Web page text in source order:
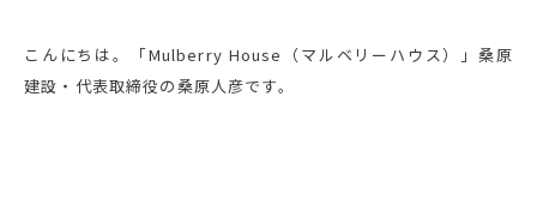
こんにちは。「Mulberry House（マルベリーハウス）」桑原
建設・代表取締役の桑原人彦です。